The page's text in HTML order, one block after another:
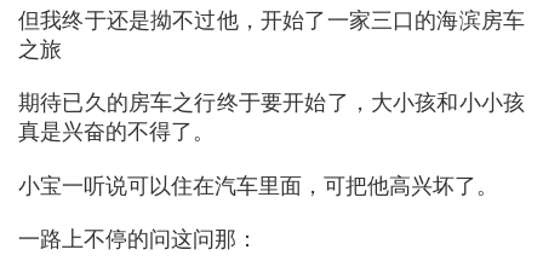
但我终于还是拗不过他，开始了一家三口的海滨房车
之旅
期待已久的房车之行终于要开始了，大小孩和小小孩
真是兴奋的不得了。
小宝一听说可以住在汽车里面，可把他高兴坏了。
一路上不停的问这问那：